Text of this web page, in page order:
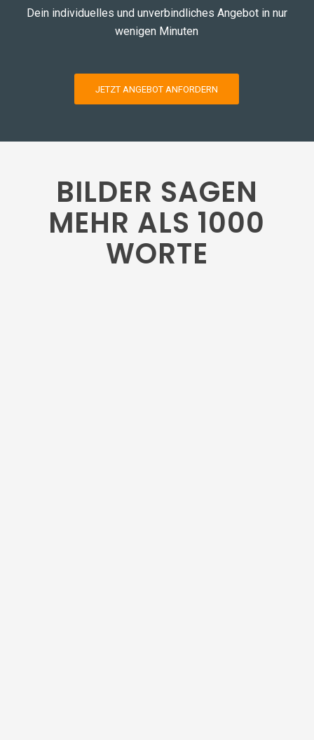
Dein individuelles und unverbindliches Angebot in nur
wenigen Minuten
JETZT ANGEBOT ANFORDERN
BILDER SAGEN
MEHR ALS 1000
WORTE